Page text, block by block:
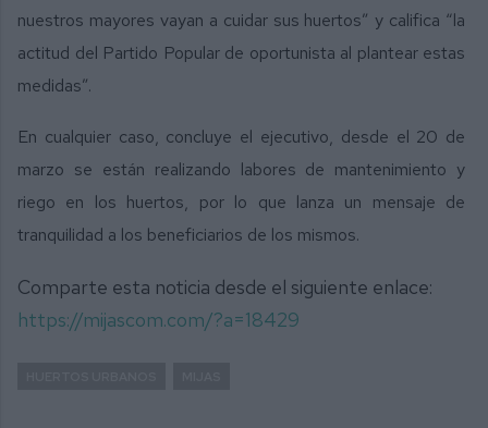
nuestros mayores vayan a cuidar sus huertos” y califica “la
actitud del Partido Popular de oportunista al plantear estas
medidas”.
En cualquier caso, concluye el ejecutivo, desde el 20 de
marzo se están realizando labores de mantenimiento y
riego en los huertos, por lo que lanza un mensaje de
tranquilidad a los beneficiarios de los mismos.
Comparte esta noticia desde el siguiente enlace:
https://mijascom.com/?a=18429